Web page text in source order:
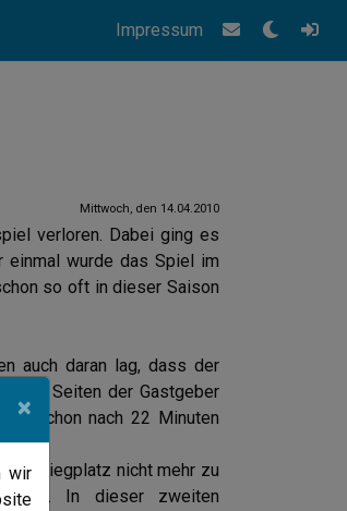
Impressum
Mittwoch, den 14.04.2010
verloren. Dabei ging es
einmal wurde das Spiel im
so oft in dieser Saison
auch daran lag, dass der
Auf Seiten der Gastgeber
schon nach 22 Minuten
nicht mehr zu
In dieser zweiten
×
wir